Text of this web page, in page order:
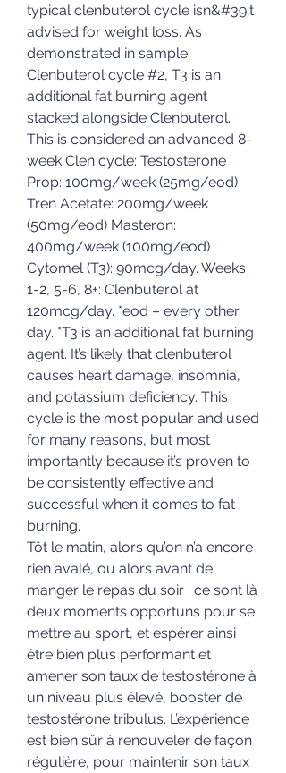
typical clenbuterol cycle isn&#39;t
advised for weight loss. As
demonstrated in sample
Clenbuterol cycle #2, T3 is an
additional fat burning agent
stacked alongside Clenbuterol.
This is considered an advanced 8-
week Clen cycle: Testosterone
Prop: 100mg/week (25mg/eod)
Tren Acetate: 200mg/week
(50mg/eod) Masteron:
400mg/week (100mg/eod)
Cytomel (T3): 90mcg/day. Weeks
1-2, 5-6, 8+: Clenbuterol at
120mcg/day. *eod – every other
day. *T3 is an additional fat burning
agent. It’s likely that clenbuterol
causes heart damage, insomnia,
and potassium deficiency. This
cycle is the most popular and used
for many reasons, but most
importantly because it’s proven to
be consistently effective and
successful when it comes to fat
burning.
Tôt le matin, alors qu’on n’a encore
rien avalé, ou alors avant de
manger le repas du soir : ce sont là
deux moments opportuns pour se
mettre au sport, et espérer ainsi
être bien plus performant et
amener son taux de testostérone à
un niveau plus élevé, booster de
testostérone tribulus. L’expérience
est bien sûr à renouveler de façon
régulière, pour maintenir son taux